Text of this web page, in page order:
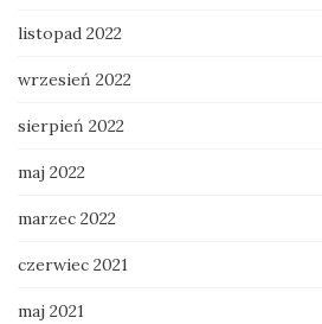
listopad 2022
wrzesień 2022
sierpień 2022
maj 2022
marzec 2022
czerwiec 2021
maj 2021